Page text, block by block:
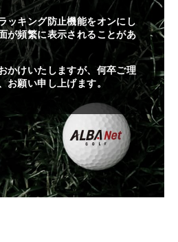
ッキング防止機能をオンにし
が頻繁に表示されることがあ
かけいたしますが、何卒ご理
お願い申し上げます。